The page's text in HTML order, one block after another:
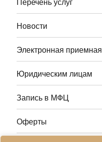
Новости
Электронная приемная
Юридическим лицам
Запись в МФЦ
Оферты